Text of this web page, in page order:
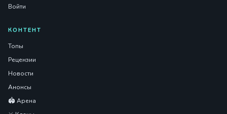
Войти
КОНТЕНТ
Топы
Рецензии
Новости
Анонсы
🏟️ Арена